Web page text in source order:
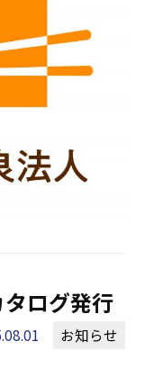
ログ発行
お知らせ